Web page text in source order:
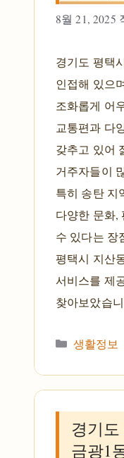
8월 21, 2025
경기도 평택
인접해 있으
조화롭게 어
교통편과 다
갖추고 있어
거주자들이
특히 송탄 지
다양한 문화,
수 있다는 장
평택시 지산
서비스를 제
찾아보았습
카테고리
생활정보
경기
금광1